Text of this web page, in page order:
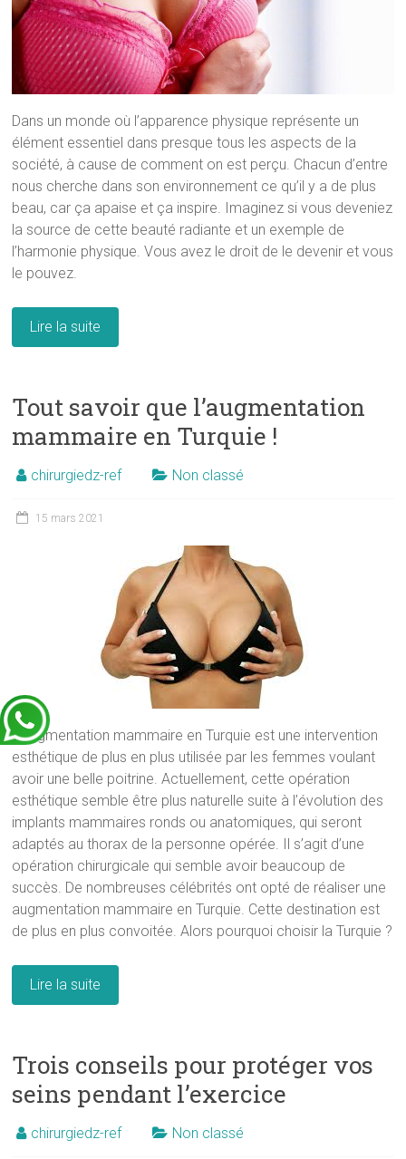
Dans un monde où l’apparence physique représente un
élément essentiel dans presque tous les aspects de la
société, à cause de comment on est perçu. Chacun d’entre
nous cherche dans son environnement ce qu’il y a de plus
beau, car ça apaise et ça inspire. Imaginez si vous deveniez
la source de cette beauté radiante et un exemple de
l’harmonie physique. Vous avez le droit de le devenir et vous
le pouvez.
Lire la suite
Tout savoir que l’augmentation
mammaire en Turquie !
chirurgiedz-ref Non classé
15 mars 2021
L’augmentation mammaire en Turquie est une intervention
esthétique de plus en plus utilisée par les femmes voulant
avoir une belle poitrine. Actuellement, cette opération
esthétique semble être plus naturelle suite à l’évolution des
implants mammaires ronds ou anatomiques, qui seront
adaptés au thorax de la personne opérée. Il s’agit d’une
opération chirurgicale qui semble avoir beaucoup de
succès. De nombreuses célébrités ont opté de réaliser une
augmentation mammaire en Turquie. Cette destination est
de plus en plus convoitée. Alors pourquoi choisir la Turquie ?
Lire la suite
Trois conseils pour protéger vos
seins pendant l’exercice
chirurgiedz-ref Non classé